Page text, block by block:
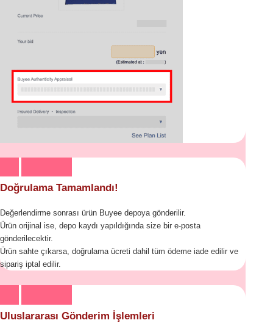
Doğrulama Tamamlandı!
Değerlendirme sonrası ürün Buyee depoya gönderilir.
Ürün orijinal ise, depo kaydı yapıldığında size bir e-posta
gönderilecektir.
Ürün sahte çıkarsa, doğrulama ücreti dahil tüm ödeme iade edilir ve
sipariş iptal edilir.
Uluslararası Gönderim İşlemleri